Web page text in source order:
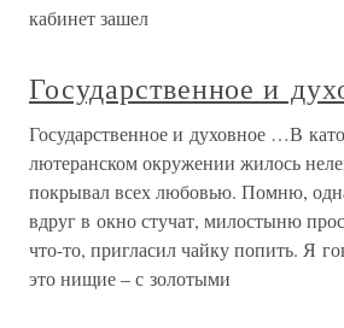
кабинет зашел
Государственное и
Государственное и духовное …В
лютеранском окружении жилось
покрывал всех любовью. Помню,
вдруг в окно стучат, милостыню
что-то, пригласил чайку попить. Я
это нищие – с золотыми